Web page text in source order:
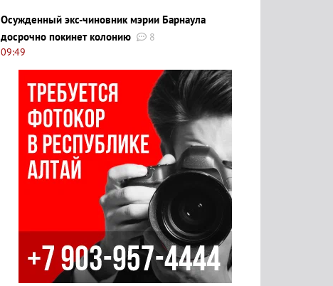
Осужденный экс-чиновник мэрии Барнаула
досрочно покинет колонию
8
09:49